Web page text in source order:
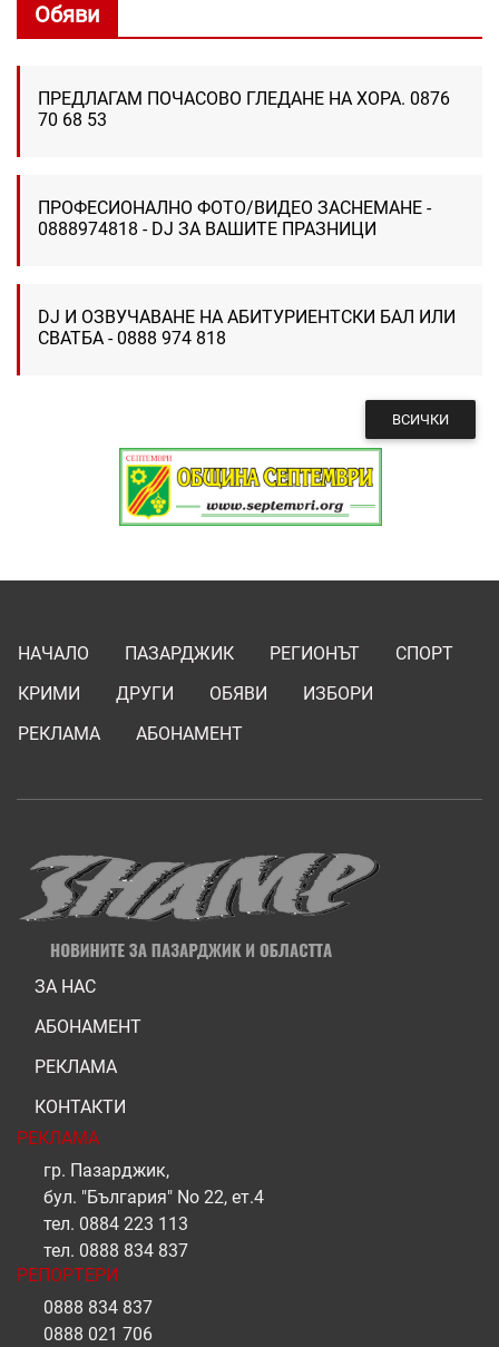
Обяви
ПРЕДЛАГАМ ПОЧАСОВО ГЛЕДАНЕ НА ХОРА. 0876
70 68 53
ПРОФЕСИОНАЛНО ФОТО/ВИДЕО ЗАСНЕМАНЕ -
0888974818 - DJ ЗА ВАШИТЕ ПРАЗНИЦИ
DJ И ОЗВУЧАВАНЕ НА АБИТУРИЕНТСКИ БАЛ ИЛИ
СВАТБА - 0888 974 818
ВСИЧКИ
НАЧАЛО ПАЗАРДЖИК РЕГИОНЪТ
СПОРТ
КРИМИ
ДРУГИ ОБЯВИ
ИЗБОРИ
РЕКЛАМА
АБОНАМЕНТ
ЗА НАС
АБОНАМЕНТ
РЕКЛАМА
КОНТАКТИ
РЕКЛАМА
гр. Пазарджик,
бул. "България" No 22, ет.4
тел. 0884 223 113
тел. 0888 834 837
РЕПОРТЕРИ
0888 834 837
0888 021 706